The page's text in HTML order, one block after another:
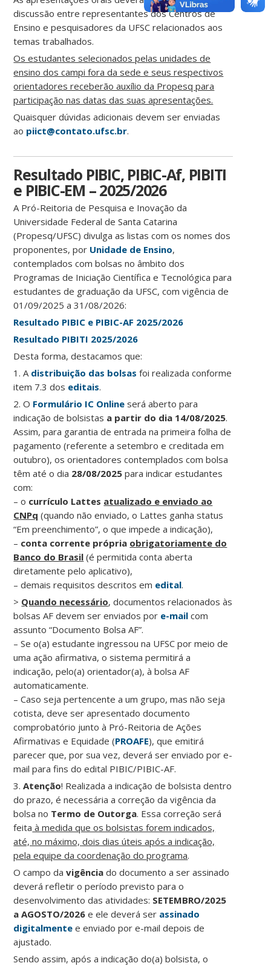
discussão entre representantes dos Centros de
Ensino e pesquisadores da UFSC relacionados aos
temas trabalhados.
Os estudantes selecionados pelas unidades de
ensino dos campi fora da sede e seus respectivos
orientadores receberão auxílio da Propesq para
participação nas datas das suas apresentações.
Quaisquer dúvidas adicionais devem ser enviadas
ao piict@contato.ufsc.br.
Resultado PIBIC, PIBIC-Af, PIBITI
e PIBIC-EM – 2025/2026
A Pró-Reitoria de Pesquisa e Inovação da
Universidade Federal de Santa Catarina
(Propesq/UFSC) divulga as listas com os nomes dos
proponentes, por Unidade de Ensino,
contemplados com bolsas no âmbito dos
Programas de Iniciação Científica e Tecnológica para
estudantes de graduação da UFSC, com vigência de
01/09/2025 a 31/08/2026:
Resultado PIBIC e PIBIC-AF 2025/2026
Resultado PIBITI 2025/2026
Desta forma, destacamos que:
1. A distribuição das bolsas foi realizada conforme
item 7.3 dos editais.
2. O Formulário IC Online será aberto para
indicação de bolsistas a partir do dia 14/08/2025.
Assim, para garantia de entrada na primeira folha de
pagamento (referente a setembro e creditada em
outubro), os orientadores contemplados com bolsa
têm até o dia 28/08/2025 para indicar estudantes
com:
– o currículo Lattes atualizado e enviado ao
CNPq (quando não enviado, o Lattes ganha status
“Em preenchimento”, o que impede a indicação),
– conta corrente própria obrigatoriamente do
Banco do Brasil (é permitida conta aberta
diretamente pelo aplicativo),
– demais requisitos descritos em edital.
> Quando necessário, documentos relacionados às
bolsas AF devem ser enviados por e-mail com
assunto “Documento Bolsa AF”.
– Se o(a) estudante ingressou na UFSC por meio de
uma ação afirmativa, o sistema permitirá a
indicação, pelo(a) orientador(a), à bolsa AF
automaticamente.
– Caso seja pertencente a um grupo, mas não seja
cotista, deve ser apresentado documento
comprobatório junto à Pró-Reitoria de Ações
Afirmativas e Equidade (PROAFE), que emitirá
parecer que, por sua vez, deverá ser enviado por e-
mail para fins do edital PIBIC/PIBIC-AF.
3.Atenção! Realizada a indicação de bolsista dentro
do prazo, é necessária a correção da vigência da
bolsa no Termo de Outorga. Essa correção será
feita à medida que os bolsistas forem indicados,
até, no máximo, dois dias úteis após a indicação,
pela equipe da coordenação do programa.
O campo davigência do documento a ser assinado
deverá refletir o período previsto para o
desenvolvimento das atividades: SETEMBRO/2025
a AGOSTO/2026 e ele deverá ser assinado
digitalmente e enviado por e-mail depois de
ajustado.
Sendo assim, após a indicação do(a) bolsista, o